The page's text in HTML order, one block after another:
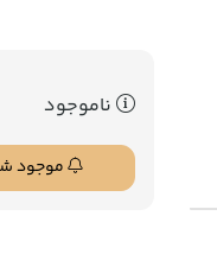
ناموجود
موجود